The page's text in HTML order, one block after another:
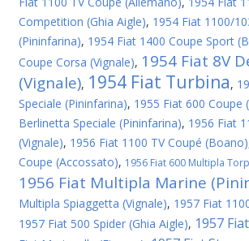
Competition (Ghia Aigle), 1954 Fiat 1100/
(Pininfarina), 1954 Fiat 1400 Coupe Sport
Coupe Corsa (Vignale), 1954 Fiat 8V
(Vignale), 1954 Fiat Turbina,
Speciale (Pininfarina), 1955 Fiat 600 Coupe
Berlinetta Speciale (Pininfarina), 1956 Fiat
(Vignale), 1956 Fiat 1100 TV Coupé (Boano)
Coupe (Accossato), 1956 Fiat 600 Multipla
1956 Fiat Multipla Marine
Multipla Spiaggetta (Vignale), 1957 Fiat
1957 Fiat 500 Spider (Ghia Aigle), 1957